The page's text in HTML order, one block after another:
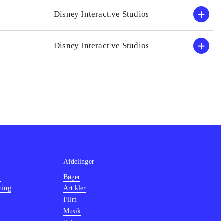
Disney Interactive Studios
Disney Interactive Studios
Afdelinger
Bøger
Artikler
Film
Musik